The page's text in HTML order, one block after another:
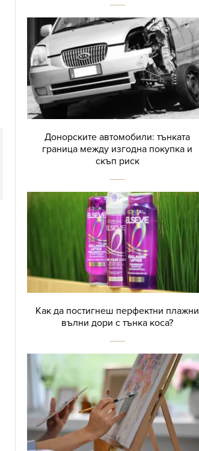
Донорските автомобили: тънката
граница между изгодна покупка и
скъп риск
Как да постигнеш перфектни плажни
вълни дори с тънка коса?